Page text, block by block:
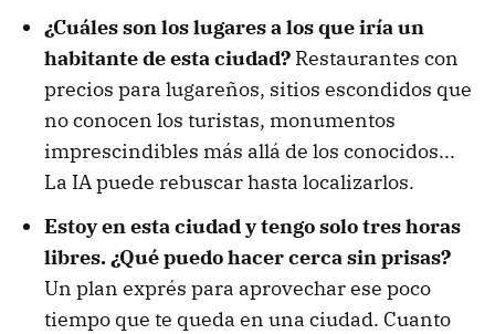
¿Cuáles son los lugares a los que iría un
habitante de esta ciudad? Restaurantes con
precios para lugareños, sitios escondidos que
no conocen los turistas, monumentos
imprescindibles más allá de los conocidos...
La IA puede rebuscar hasta localizarlos.
Estoy en esta ciudad y tengo solo tres horas
libres. ¿Qué puedo hacer cerca sin prisas?
Un plan exprés para aprovechar ese poco
tiempo que te queda en una ciudad. Cuanto